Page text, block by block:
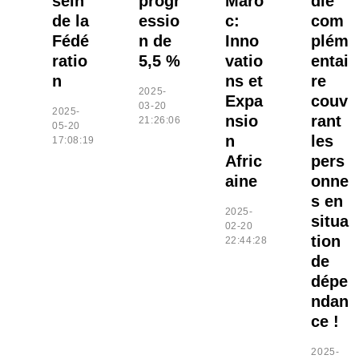
de la
Fédé
ratio
n
2025-
05-20
17:08:19
essio
n de
5,5 %
2025-
03-20
21:26:06
c:
Inno
vatio
ns et
Expa
nsio
n
Afric
aine
2025-
02-20
22:44:28
com
plém
entai
re
couv
rant
les
pers
onne
s en
situa
tion
de
dépe
ndan
ce !
2025-